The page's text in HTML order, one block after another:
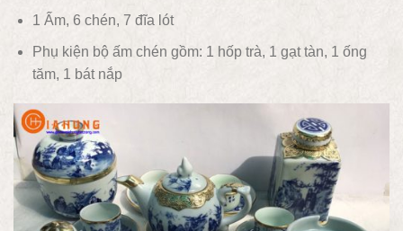
1 Ấm, 6 chén, 7 đĩa lót
Phụ kiện bộ ấm chén gồm: 1 hốp trà, 1 gạt tàn, 1 ống
tăm, 1 bát nắp